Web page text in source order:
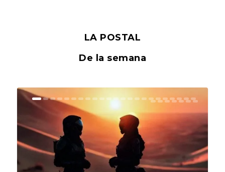
LA POSTAL
De la semana